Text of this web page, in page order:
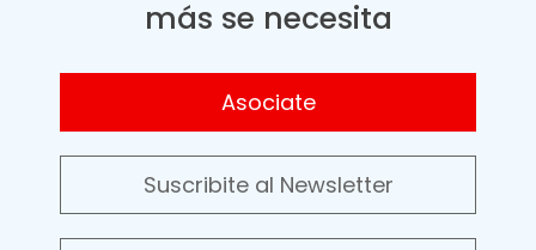
más se necesita
Asociate
Suscribite al Newsletter